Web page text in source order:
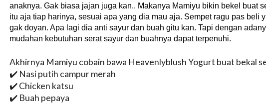
anaknya. Gak biasa jajan juga kan.. Makanya Mamiyu bikin bekel buat
itu aja tiap harinya, sesuai apa yang dia mau aja. Sempet ragu pas beli
gak doyan. Apa lagi dia anti sayur dan buah gitu kan. Tapi dengan
mudahan kebutuhan serat sayur dan buahnya dapat terpenuhi.
Akhirnya Mamiyu cobain bawa Heavenlyblush Yogurt buat bekal
✔️ Nasi putih campur merah
✔️ Chicken katsu
✔️ Buah pepaya